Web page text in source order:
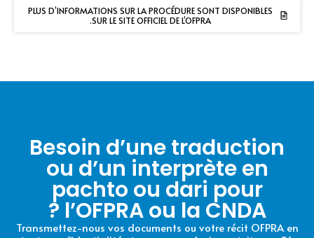
PLUS D’INFORMATIONS SUR LA PROCÉDURE SONT DISPONIBLES
SUR LE SITE OFFICIEL DE L’OFPRA.
Besoin d’une traduction
ou d’un interprète en
pachto ou dari pour
l’OFPRA ou la CNDA ?
Transmettez-nous vos documents ou votre récit OFPRA en